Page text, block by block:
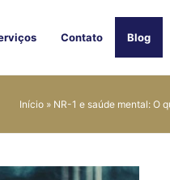
Contato Blog
Início » NR-1 e saúde mental: O